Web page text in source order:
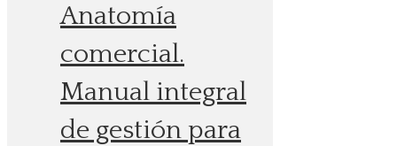
Anatomía
comercial.
Manual integral
de gestión para